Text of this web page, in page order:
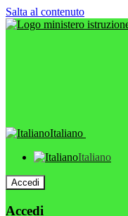
Salta al contenuto
Italiano
Italiano
Accedi
Accedi